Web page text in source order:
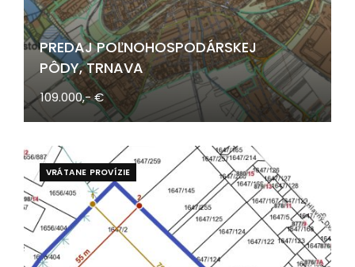
PREDAJ POĽNOHOSPODÁRSKEJ
PÔDY, TRNAVA
109.000,- €
VRÁTANE PROVÍZIE